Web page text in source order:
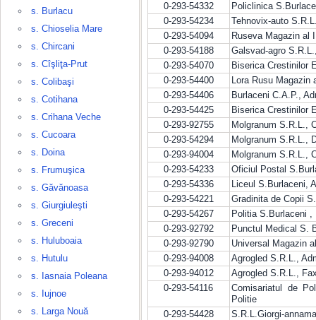
s. Burlacu
s. Chioselia Mare
s. Chircani
s. Cîşliţa-Prut
s. Colibaşi
s. Cotihana
s. Crihana Veche
s. Cucoara
s. Doina
s. Frumuşica
s. Găvănoasa
s. Giurgiuleşti
s. Greceni
s. Huluboaia
s. Hutulu
s. Iasnaia Poleana
s. Iujnoe
s. Larga Nouă
0-293-54332
Policlinica
0-293-54234
Tehnovix-auto
0-293-54094
Ruseva Magazin al
0-293-54188
Galsvad-agro
0-293-54070
Biserica Crestinilor
0-293-54400
Lora Rusu Magazin
0-293-54406
Burlaceni C.A.P.,
0-293-54425
Biserica Crestinilor
0-293-92755
Molgranum S.R.L.,
0-293-54294
Molgranum S.R.L.,
0-293-94004
Molgranum S.R.L.,
0-293-54233
Oficiul Postal
0-293-54336
Liceul S.Burlaceni,
0-293-54221
Gradinita de Copii
0-293-54267
Politia S.Burlaceni ,
0-293-92792
Punctul Medical S.
0-293-92790
Universal Magazin
0-293-94008
Agrogled S.R.L.,
0-293-94012
Agrogled S.R.L.,
0-293-54116
Comisariatul de
Politie
0-293-54428
S.R.L.Giorgi-